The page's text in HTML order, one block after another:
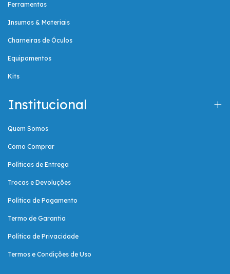
Ferramentas
Insumos & Materiais
Charneiras de Óculos
Equipamentos
Kits
Institucional
Quem Somos
Como Comprar
Políticas de Entrega
Trocas e Devoluções
Política de Pagamento
Termo de Garantia
Política de Privacidade
Termos e Condições de Uso